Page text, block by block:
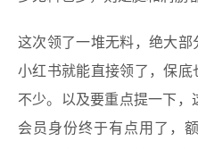
这次领了一堆无料，绝大
小红书就能直接领了，保
不少。以及要重点提一下，
会员身份终于有点用了，